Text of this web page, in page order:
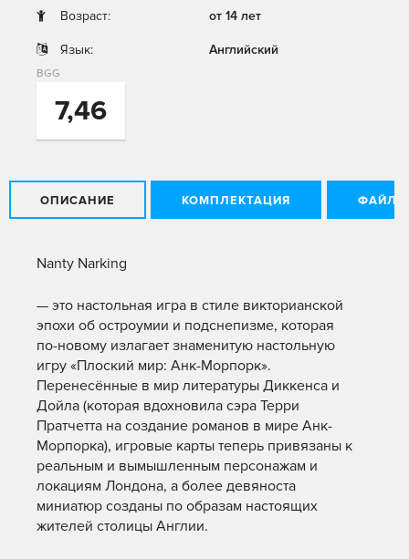
Возраст: от 14 лет
Язык: Английский
BGG
7,46
ОПИСАНИЕ КОМПЛЕКТАЦИЯ ФАЙЛЫ
Nanty Narking
— это настольная игра в стиле викторианской
эпохи об остроумии и подснепизме, которая
по-новому излагает знаменитую настольную
игру «Плоский мир: Анк-Морпорк».
Перенесённые в мир литературы Диккенса и
Дойла (которая вдохновила сэра Терри
Пратчетта на создание романов в мире Анк-
Морпорка), игровые карты теперь привязаны к
реальным и вымышленным персонажам и
локациям Лондона, а более девяноста
миниатюр созданы по образам настоящих
жителей столицы Англии.